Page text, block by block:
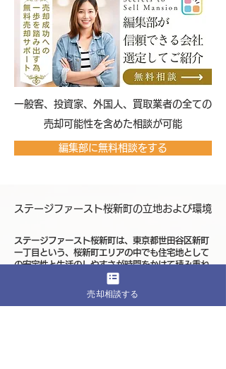
​一般客、投資家、外国人、買取業者の全ての
売却可能性を含めた相談が可能
編集部に無料相談をする
ステージファースト桜新町の立地および環境
ステージファースト桜新町は、東京都世田谷区新町
一丁目という、桜新町エリアの中でも住宅地として
の安定性と生活のしやすさが時間をかけて積み重ね
られてきた立地に位置しています。新町周辺は、世
田谷区の中でも派手な商業集積や急激な再開発とは
距離を保ちつつ、実需層を中心とした居住ニーズが
売却相談する